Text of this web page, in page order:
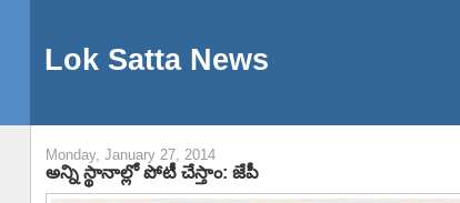
Lok Satta News
Monday, January 27, 2014
అన్ని స్థానాల్లో పోటీ చేస్తాం: జేపీ